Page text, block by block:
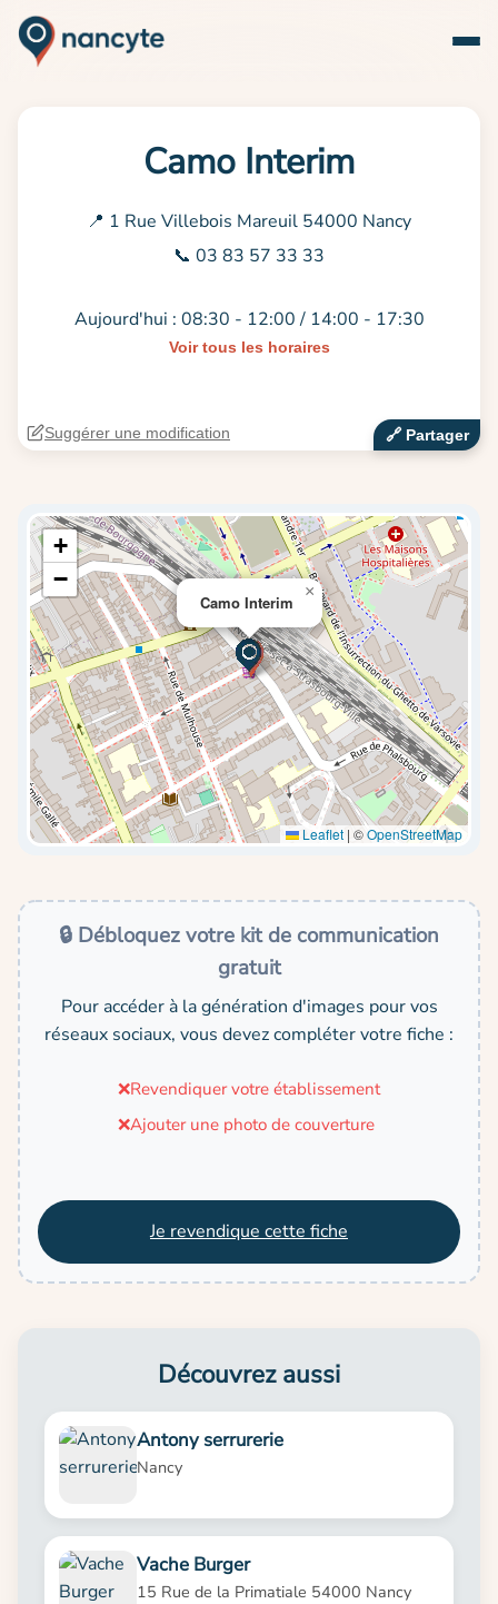
Camo Interim
📍 1 Rue Villebois Mareuil 54000 Nancy
📞 03 83 57 33 33
Aujourd'hui : 08:30 - 12:00 / 14:00 - 17:30
Voir tous les horaires
🔗‍️ Partager
Suggérer une modification
Camo Interim
×
+
−
Leaflet | ©OpenStreetMap
🔒 Débloquez votre kit de communication
gratuit
Pour accéder à la génération d'images pour vos
réseaux sociaux, vous devez compléter votre fiche :
❌Revendiquer votre établissement
❌Ajouter une photo de couverture
Je revendique cette fiche
Découvrez aussi
Antony serrurerie
Nancy
Vache Burger
15 Rue de la Primatiale 54000 Nancy